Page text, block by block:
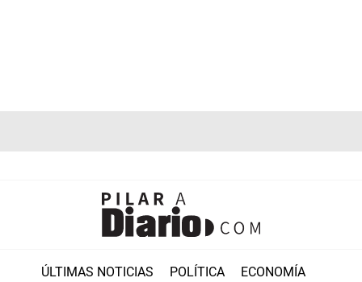
ÚLTIMAS NOTICIAS POLÍTICA ECONOMÍA